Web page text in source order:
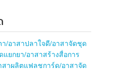
/อาสาปลาใจดี/อาสาจัดชุด
ยกยา/อาสาสร้างสื่อการ
สาผลิตแฟลชการ์ด/อาสาจัด